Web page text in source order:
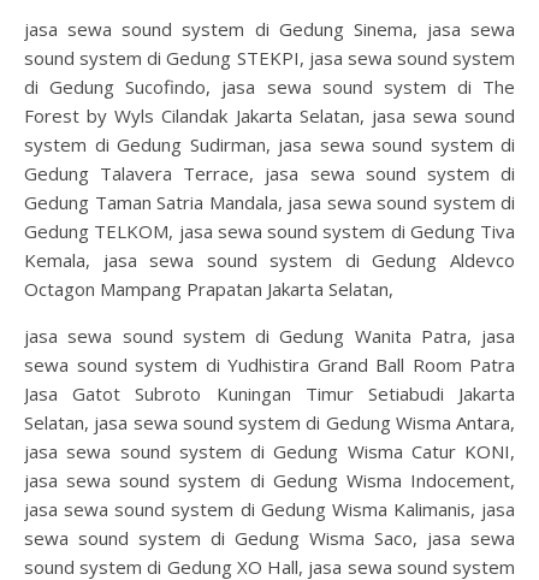
jasa sewa sound system di Gedung Sinema, jasa sewa
sound system di Gedung STEKPI, jasa sewa sound system
di Gedung Sucofindo, jasa sewa sound system di The
Forest by Wyls Cilandak Jakarta Selatan, jasa sewa sound
system di Gedung Sudirman, jasa sewa sound system di
Gedung Talavera Terrace, jasa sewa sound system di
Gedung Taman Satria Mandala, jasa sewa sound system di
Gedung TELKOM, jasa sewa sound system di Gedung Tiva
Kemala, jasa sewa sound system di Gedung Aldevco
Octagon Mampang Prapatan Jakarta Selatan,
jasa sewa sound system di Gedung Wanita Patra, jasa
sewa sound system di Yudhistira Grand Ball Room Patra
Jasa Gatot Subroto Kuningan Timur Setiabudi Jakarta
Selatan, jasa sewa sound system di Gedung Wisma Antara,
jasa sewa sound system di Gedung Wisma Catur KONI,
jasa sewa sound system di Gedung Wisma Indocement,
jasa sewa sound system di Gedung Wisma Kalimanis, jasa
sewa sound system di Gedung Wisma Saco, jasa sewa
sound system di Gedung XO Hall, jasa sewa sound system